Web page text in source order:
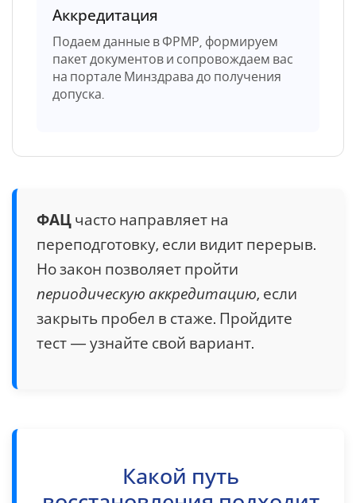
Аккредитация
Подаем данные в ФРМР, формируем
пакет документов и сопровождаем вас
на портале Минздрава до получения
допуска.
ФАЦ часто направляет на
переподготовку, если видит перерыв.
Но закон позволяет пройти
периодическую аккредитацию, если
закрыть пробел в стаже. Пройдите
тест — узнайте свой вариант.
Какой путь